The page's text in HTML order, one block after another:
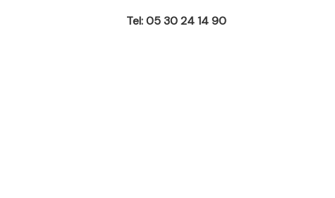
Tel: 05 30 24 14 90